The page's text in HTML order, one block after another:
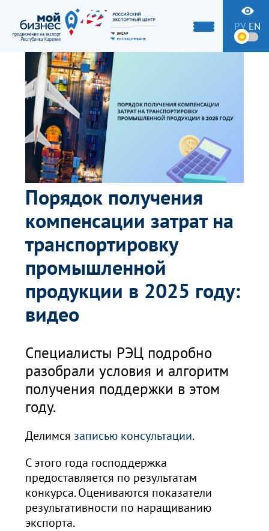
РУ EN
Порядок получения
компенсации затрат на
транспортировку
промышленной
продукции в 2025 году:
видео
Специалисты РЭЦ подробно
разобрали условия и алгоритм
получения поддержки в этом
году.
Делимся записью консультации.
С этого года господдержка
предоставляется по результатам
конкурса. Оцениваются показатели
результативности по наращиванию
экспорта.